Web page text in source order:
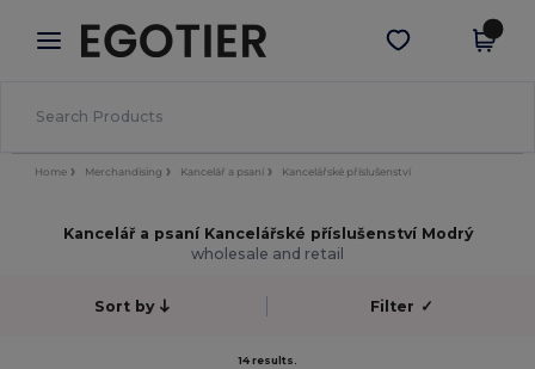
× Aplikace Egotier
Lepší ceny v aplikaci!
Stáhnout app
Home Merchandising Kancelář a psaní Kancelářské příslušenství
Kancelář a psaní Kancelářské příslušenství Modrý
wholesale and retail
Sort by Filter ✓
14 results.